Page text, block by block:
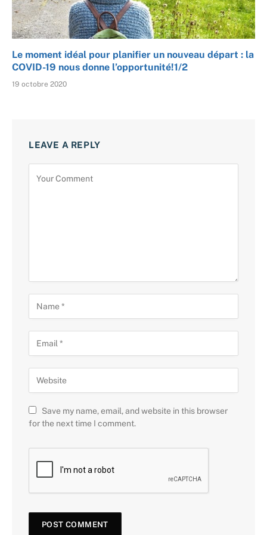
Le moment idéal pour planifier un nouveau départ : la
COVID-19 nous donne l’opportunité!1/2
19 octobre 2020
LEAVE A REPLY
Save my name, email, and website in this browser
for the next time I comment.